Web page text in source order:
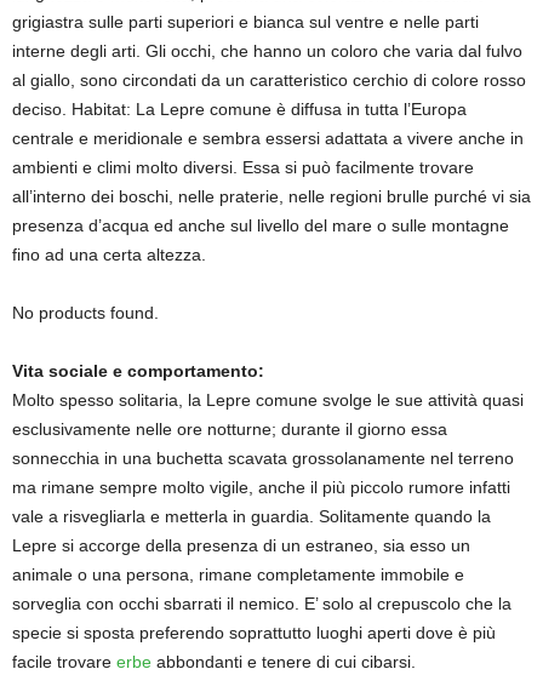
grigiastra sulle parti superiori e bianca sul ventre e nelle parti
interne degli arti. Gli occhi, che hanno un coloro che varia dal fulvo
al giallo, sono circondati da un caratteristico cerchio di colore rosso
deciso. Habitat: La Lepre comune è diffusa in tutta l’Europa
centrale e meridionale e sembra essersi adattata a vivere anche in
ambienti e climi molto diversi. Essa si può facilmente trovare
all’interno dei boschi, nelle praterie, nelle regioni brulle purché vi sia
presenza d’acqua ed anche sul livello del mare o sulle montagne
fino ad una certa altezza.
No products found.
Vita sociale e comportamento:
Molto spesso solitaria, la Lepre comune svolge le sue attività quasi
esclusivamente nelle ore notturne; durante il giorno essa
sonnecchia in una buchetta scavata grossolanamente nel terreno
ma rimane sempre molto vigile, anche il più piccolo rumore infatti
vale a risvegliarla e metterla in guardia. Solitamente quando la
Lepre si accorge della presenza di un estraneo, sia esso un
animale o una persona, rimane completamente immobile e
sorveglia con occhi sbarrati il nemico. E’ solo al crepuscolo che la
specie si sposta preferendo soprattutto luoghi aperti dove è più
facile trovare erbe abbondanti e tenere di cui cibarsi.